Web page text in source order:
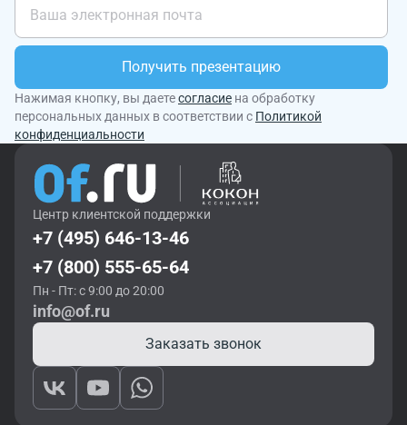
Получить презентацию
Нажимая кнопку, вы даетесогласие на обработку
персональных данных в соответствии с Политикой
конфиденциальности
Центр клиентской поддержки
+7 (495) 646-13-46
+7 (800) 555-65-64
Пн - Пт: с 9:00 до 20:00
info@of.ru
Заказать звонок